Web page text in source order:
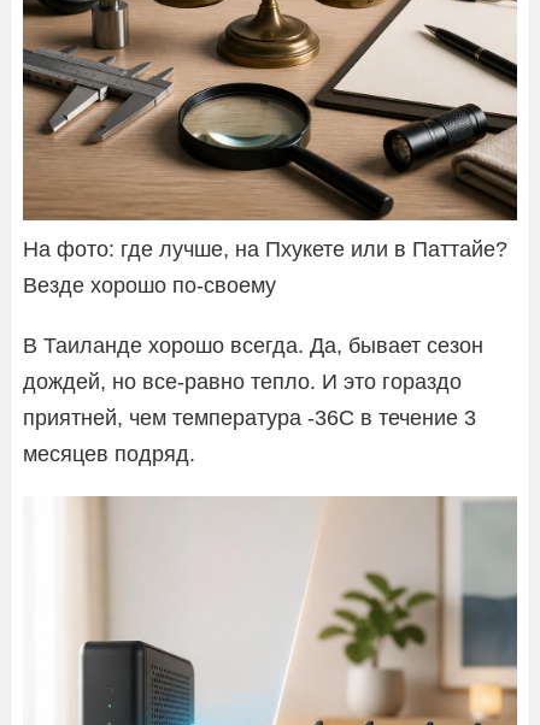
На фото: где лучше, на Пхукете или в Паттайе?
Везде хорошо по-своему
В Таиланде хорошо всегда. Да, бывает сезон
дождей, но все-равно тепло. И это гораздо
приятней, чем температура -36С в течение 3
месяцев подряд.